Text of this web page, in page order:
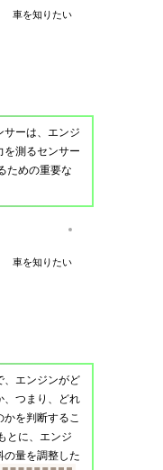
車を知りたい
サーは、エンジ
を測るセンサー
ための重要な
車を知りたい
、エンジンがど
、つまり、どれ
かを判断するこ
とに、エンジ
の量を調整した